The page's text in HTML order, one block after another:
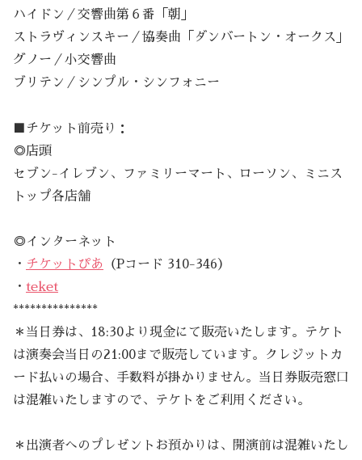
ハイドン／交響曲第６番「朝」
ストラヴィンスキー／協奏曲「ダンバートン・オークス」
グノー／小交響曲
ブリテン／シンプル・シンフォニー
■チケット前売り：
◎店頭
セブン-イレブン、ファミリーマート、ローソン、ミニス
トップ各店舗
◎インターネット
・ チケットぴあ
（Pコード 310-346）
・ teket
***************
＊当日券は、18:30より現金にて販売いたします。テケト
は演奏会当日の21:00まで販売しています。クレジットカ
ード払いの場合、手数料が掛かりません。当日券販売窓口
は混雑いたしますので、テケトをご利用ください。
＊出演者へのプレゼントお預かりは、開演前は混雑いたし